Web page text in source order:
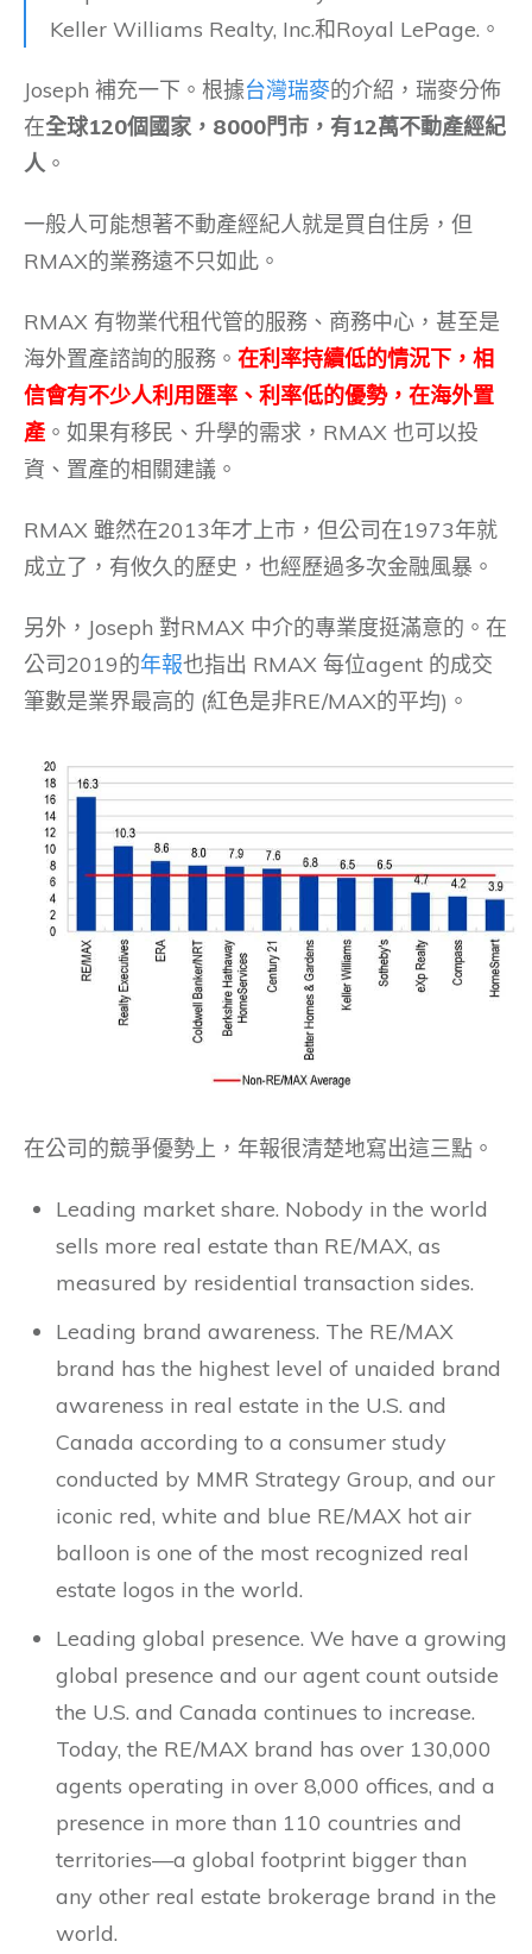
Keller Williams Realty, Inc.和Royal LePage.。
Joseph 補充一下。根據台灣瑞麥的介紹，瑞麥分佈
在全球120個國家，8000門市，有12萬不動產經紀
人 。
一般人可能想著不動產經紀人就是買自住房，但
RMAX的業務遠不只如此。
RMAX 有物業代租代管的服務、商務中心，甚至是
海外置產諮詢的服務。 在利率持續低的情況下，相
信會有不少人利用匯率、利率低的優勢，在海外置
產 。如果有移民、升學的需求，RMAX 也可以投
資、置產的相關建議。
RMAX 雖然在2013年才上市，但公司在1973年就
成立了，有攸久的歷史，也經歷過多次金融風暴。
另外，Joseph 對RMAX 中介的專業度挺滿意的。在
公司2019的年報也指出 RMAX 每位agent 的成交
筆數是業界最高的 (紅色是非RE/MAX的平均)。
在公司的競爭優勢上，年報很清楚地寫出這三點。
Leading market share. Nobody in the world
sells more real estate than RE/MAX, as
measured by residential transaction sides.
Leading brand awareness. The RE/MAX
brand has the highest level of unaided brand
awareness in real estate in the U.S. and
Canada according to a consumer study
conducted by MMR Strategy Group, and our
iconic red, white and blue RE/MAX hot air
balloon is one of the most recognized real
estate logos in the world.
Leading global presence. We have a growing
global presence and our agent count outside
the U.S. and Canada continues to increase.
Today, the RE/MAX brand has over 130,000
agents operating in over 8,000 offices, and a
presence in more than 110 countries and
territories—a global footprint bigger than
any other real estate brokerage brand in the
world.